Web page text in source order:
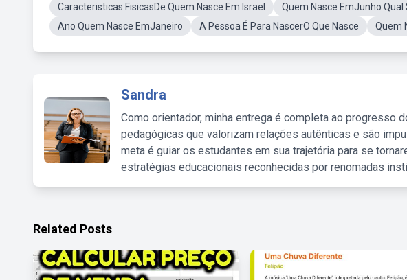
Caracteristicas FisicasDe Quem Nasce Em Israel
Quem Nasce EmJunho Qual
Ano Quem Nasce EmJaneiro
A Pessoa É Para NascerO Que Nasce Quem
Sandra
Como orientador, minha entrega é completa ao progresso
pedagógicas que valorizam relações autênticas e são
meta é guiar os estudantes em sua trajetória para se
estratégias educacionais reconhecidas por renomadas
Related Posts